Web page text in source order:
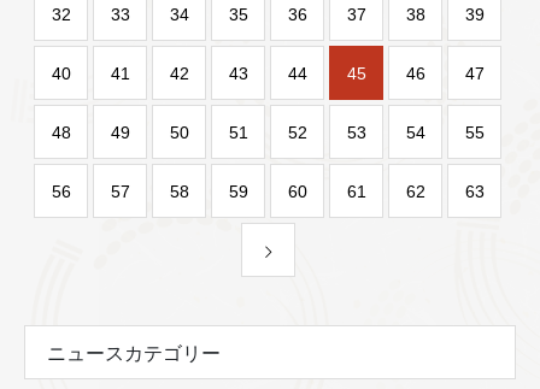
32 33 34 35 36 37 38 39
40 41 42 43 44 45 46 47
48 49 50 51 52 53 54 55
56 57 58 59 60 61 62 63
ニュースカテゴリー